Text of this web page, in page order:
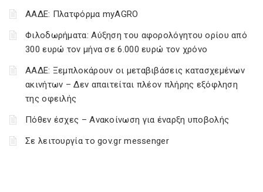
ΑΑΔΕ: Πλατφόρμα myAGRO
Φιλοδωρήματα: Αύξηση του αφορολόγητου ορίου από
300 ευρώ τον μήνα σε 6.000 ευρώ τον χρόνο
ΑΑΔΕ: Ξεμπλοκάρουν οι μεταβιβάσεις κατασχεμένων
ακινήτων – Δεν απαιτείται πλέον πλήρης εξόφληση
της οφειλής
Πόθεν έσχες – Ανακοίνωση για έναρξη υποβολής
Σε λειτουργία το gov.gr messenger